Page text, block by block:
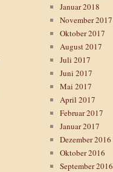
Januar 2018
November 2017
Oktober 2017
August 2017
Juli 2017
Juni 2017
Mai 2017
April 2017
Februar 2017
Januar 2017
Dezember 2016
Oktober 2016
September 2016